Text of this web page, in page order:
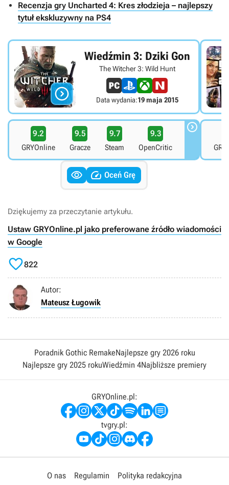
Recenzja gry Uncharted 4: Kres złodzieja – najlepszy
tytuł ekskluzywny na PS4

Wiedźmin 3: Dziki Gon
The Witcher 3: Wild Hunt
Data wydania:19 maja 2015
9.2
GRYOnline
9.5
Gracze
9.7
Steam
9.3
OpenCritic

  Oceń Grę
Dziękujemy za przeczytanie artykułu.
Ustaw GRYOnline.pl jako preferowane źródło wiadomości
w Google
822
Autor:
Mateusz Ługowik
Poradnik Gothic RemakeNajlepsze gry 2026 roku
Najlepsze gry 2025 rokuWiedźmin 4Najbliższe premiery
GRYOnline.pl:
tvgry.pl:
O nas Regulamin Polityka redakcyjna